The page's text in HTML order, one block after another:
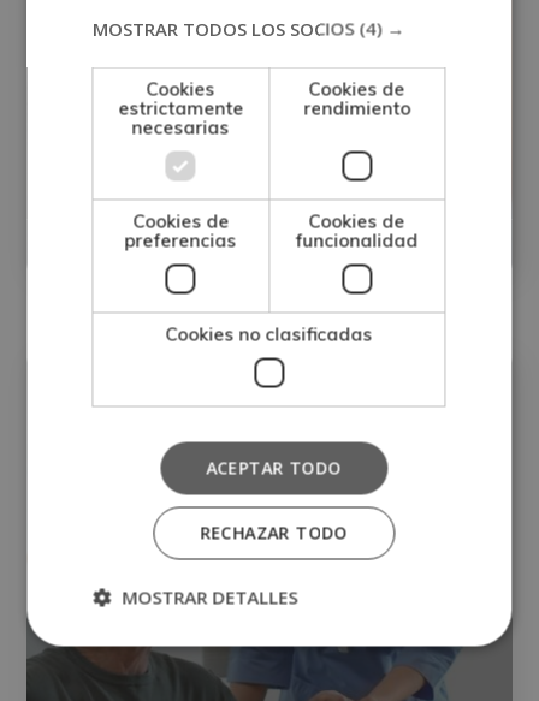
Máster experto en Medicina Estética
Facial y Corporal (Con Certificación
Universitaria Internacional y
Equivalencia de 24 ECTS)
Matricúlate:2.880€
MOSTRAR TODOS LOS SOCIOS (4) →
Cookies
estrictamente
necesarias
Cookies de
rendimiento
Cookies de
preferencias
Cookies de
funcionalidad
Cookies no clasificadas
ACEPTAR TODO
RECHAZAR TODO
MOSTRAR DETALLES